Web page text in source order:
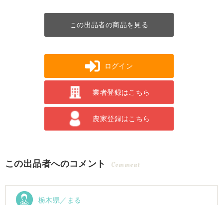
この出品者の商品を見る
ログイン
業者登録はこちら
農家登録はこちら
この出品者へのコメント Comment
栃木県／まる